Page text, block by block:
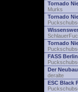
Tornado
Murks
Tornado
Tornado
FASS
Der
deralte
ESC Black